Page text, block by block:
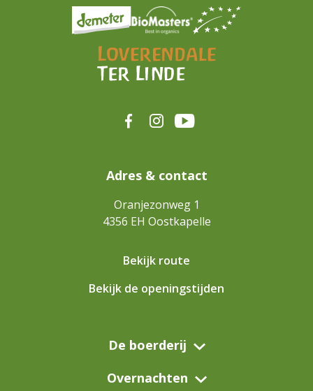
De boerderij
Overnachten
Adres & contact
Oranjezonweg 1
4356 EH Oostkapelle
Bekijk route
Bekijk de openingstijden